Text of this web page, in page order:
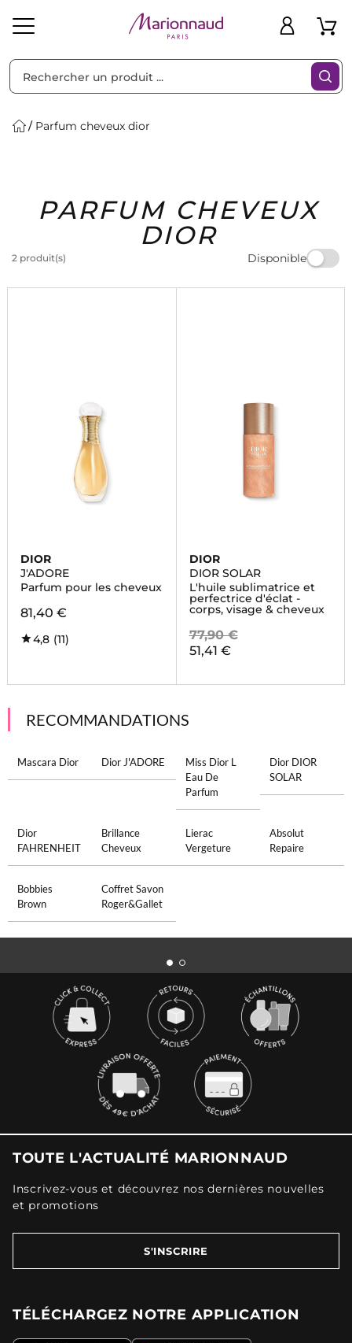
Solaire Homme Marques Idées
Cadeaux
Bons
Plans
Parfum cheveux dior
PARFUM CHEVEUX
DIOR
2 produit(s) Disponible
Filtres
DIOR
J'ADORE
Parfum pour les cheveux
81,40 €
4,8 (11)
DIOR
DIOR SOLAR
L'huile sublimatrice et
perfectrice d'éclat -
corps, visage & cheveux
77,90 €
51,41 €
RECOMMANDATIONS
Mascara Dior Dior J'ADORE
Miss Dior L
Eau De
Parfum
Dior DIOR
SOLAR
Dior
FAHRENHEIT
Brillance
Cheveux
Lierac
Vergeture
Absolut
Repaire
Bobbies
Brown
Coffret Savon
Roger&Gallet
TOUTE L'ACTUALITÉ MARIONNAUD
Inscrivez-vous et découvrez nos dernières nouvelles
et promotions
S'INSCRIRE
TÉLÉCHARGEZ NOTRE APPLICATION